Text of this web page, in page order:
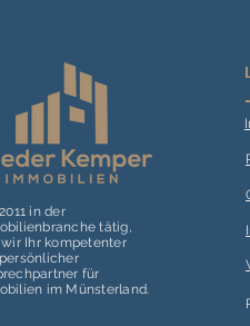
in der
tätig,
Ihr kompetenter
für
im Münsterland.